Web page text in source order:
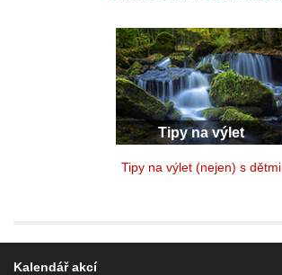
Tipy na výlet
Tipy na výlet (nejen) s dětmi
Kalendář akcí